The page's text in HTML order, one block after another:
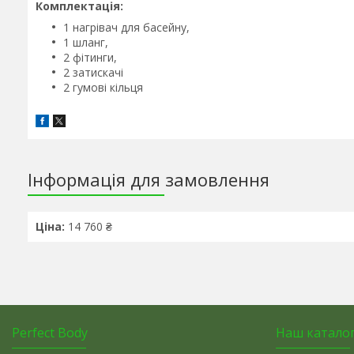
Комплектація:
1 нагрівач для басейну,
1 шланг,
2 фітинги,
2 затискачі
2 гумові кільця
Інформація для замовлення
Ціна: 14 760 ₴
Perfect Body Наш